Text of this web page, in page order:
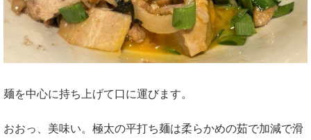
麺を中心に持ち上げて口に運びます。
おおっ、美味い。極太の平打ち麺は柔らかめの茹で加減で滑